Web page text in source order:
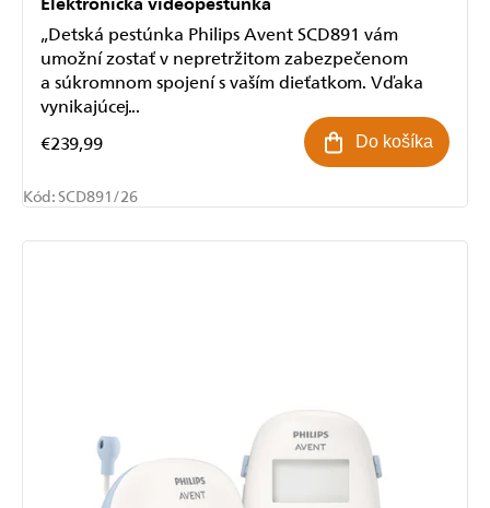
€239,99 Do košíka
„Detská pestúnka Philips Avent SCD891 vám
umožní zostať v nepretržitom zabezpečenom
a súkromnom spojení s vaším dieťatkom. Vďaka
vynikajúcej...
Kód:SCD891/26